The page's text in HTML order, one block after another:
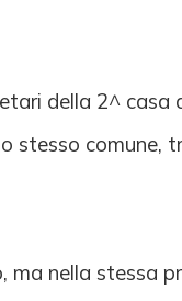
della 2^
stesso comune,
ma nella stessa